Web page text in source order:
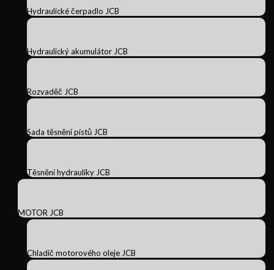
Hydraulické čerpadlo JCB
Hydraulický akumulátor JCB
Rozvaděč JCB
Sada těsnění pístů JCB
Těsnění hydrauliky JCB
MOTOR JCB
Chladič motorového oleje JCB